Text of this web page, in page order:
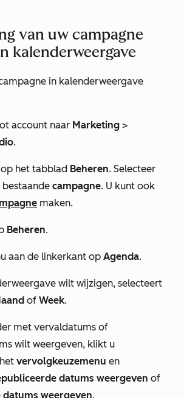
van uw campagne
kalenderweergave
in kalenderweergave
account naar Marketing >
.
het tabblad Beheren. Selecteer
bestaande campagne. U kunt ook
maken.
Beheren.
aan de linkerkant op Agenda.
wilt wijzigen, selecteert
of Week.
met vervaldatums of
wilt weergeven, klikt u
vervolgkeuzemenu en
datums weergeven of
weergeven.